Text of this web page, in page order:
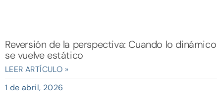
Reversión de la perspectiva: Cuando lo dinámico
se vuelve estático
LEER ARTÍCULO »
1 de abril, 2026